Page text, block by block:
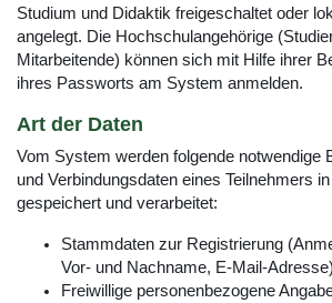
Studium und Didaktik freigeschaltet oder
angelegt. Die Hochschulangehörige
Mitarbeitende) können sich mit Hilfe ihrer
ihres Passworts am System anmelden.
Art der Daten
Vom System werden folgende notwendige
und Verbindungsdaten eines Teilnehmers
gespeichert und verarbeitet:
Stammdaten zur Registrierung
Vor- und Nachname, E-Mail-Adresse)
Freiwillige personenbezogene